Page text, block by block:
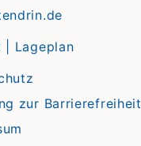
| Lageplan
zur Barrierefreiheit